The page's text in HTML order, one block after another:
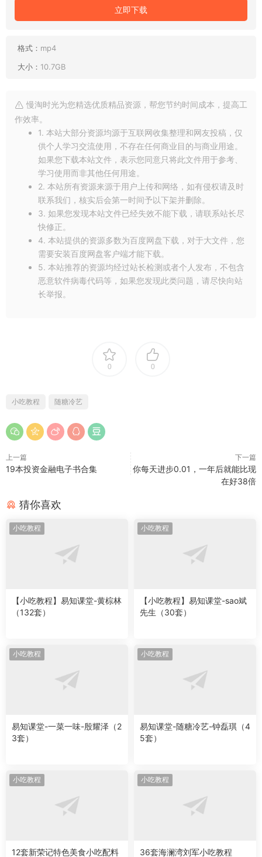
立即下载
格式： mp4
大小： 10.7GB
慢淘时光为您精选优质精品资源，帮您节约时间成本，提高工
作效率。
1. 本站大部分资源均源于互联网收集整理和网友投稿，仅
供个人学习交流使用，不存在任何商业目的与商业用途。
如果您下载本站文件，表示您同意只将此文件用于参考、
学习使用而非其他任何用途。
2. 本站所有资源来源于用户上传和网络，如有侵权请及时
联系我们，核实后会第一时间予以下架并删除。
3. 如果您发现本站文件已经失效不能下载，请联系站长尽
快修正。
4. 本站提供的资源多数为百度网盘下载，对于大文件，您
需要安装百度网盘客户端才能下载。
5. 本站推荐的资源均经过站长检测或者个人发布，不包含
恶意软件病毒代码等，如果您发现此类问题，请尽快向站
长举报。
0 0
小吃教程 随糖冷艺
上一篇
19本投资金融电子书合集
下一篇
你每天进步0.01，一年后就能比现
在好38倍
猜你喜欢
小吃教程
【小吃教程】易知课堂-黄棕林
（132套）
小吃教程
【小吃教程】易知课堂-sao斌
先生（30套）
小吃教程
易知课堂-一菜一味-殷耀泽（2
3套）
小吃教程
易知课堂-随糖冷艺-钟磊琪（4
5套）
小吃教程
12套新荣记特色美食小吃配料
小吃教程
36套海澜湾刘军小吃教程